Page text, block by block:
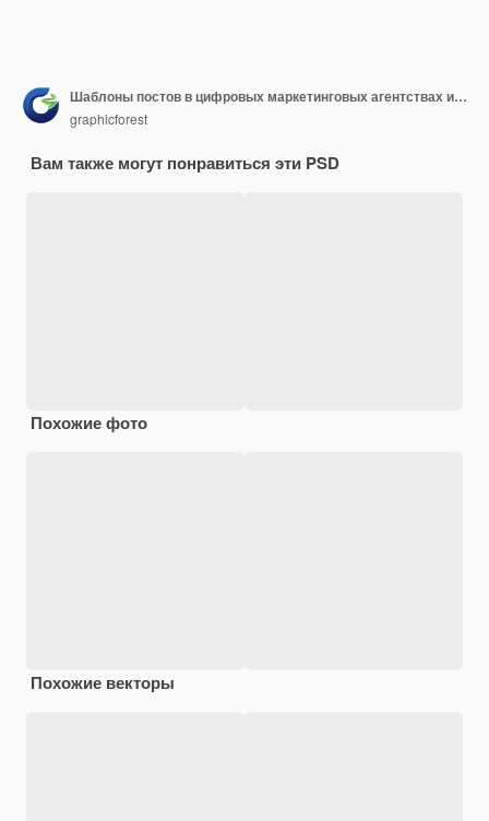
Шаблоны постов в цифровых маркетинговых агентствах и корпоративных социальных сетях
graphicforest
Вам также могут понравиться эти PSD
Похожие фото
Похожие векторы